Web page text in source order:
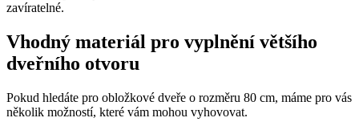
zavíratelné.
Vhodný materiál pro vyplnění většího
dveřního otvoru
Pokud hledáte pro obložkové dveře o rozměru 80 cm, máme pro vás
několik možností, které vám mohou vyhovovat.